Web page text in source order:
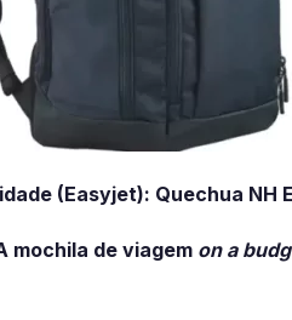
(Easyjet): Quechua NH
mochila de viagem on a